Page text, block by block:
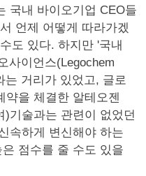
국내 바이오기업 CEO들
언제 어떻게 따라가겠
도 있다. 하지만 '국내
사이언스(Legochem
는 거리가 있었고, 글로
약을 체결한 알테오젠
)기술과는 관련이 없었던
속하게 변신해야 하는
점수를 줄 수도 있을